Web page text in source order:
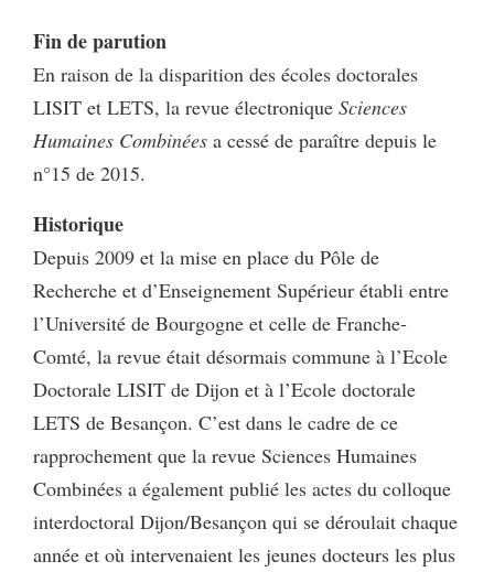
Fin de parution
En raison de la disparition des écoles doctorales
LISIT et LETS, la revue électronique Sciences
Humaines Combinées a cessé de paraître depuis le
n°15 de 2015.
Historique
Depuis 2009 et la mise en place du Pôle de
Recherche et d’Enseignement Supérieur établi entre
l’Université de Bourgogne et celle de Franche-
Comté, la revue était désormais commune à l’Ecole
Doctorale LISIT de Dijon et à l’Ecole doctorale
LETS de Besançon. C’est dans le cadre de ce
rapprochement que la revue Sciences Humaines
Combinées a également publié les actes du colloque
interdoctoral Dijon/Besançon qui se déroulait chaque
année et où intervenaient les jeunes docteurs les plus